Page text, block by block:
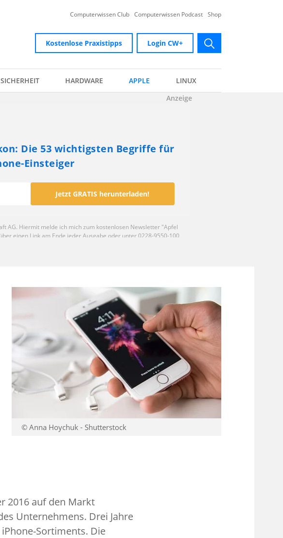
Computerwissen Club Computerwissen Podcast Shop
Kostenlose Praxistipps
Login CW+
submit
SICHERHEIT HARDWARE APPLE LINUX
© Anna Hoychuk - Shutterstock
2016 auf den Markt
Unternehmens. Drei Jahre
Sortiments. Die